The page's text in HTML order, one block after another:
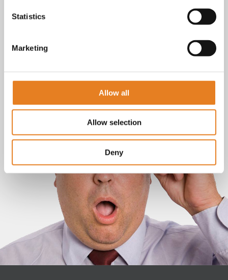
Statistics
Marketing
Allow all
Allow selection
Deny